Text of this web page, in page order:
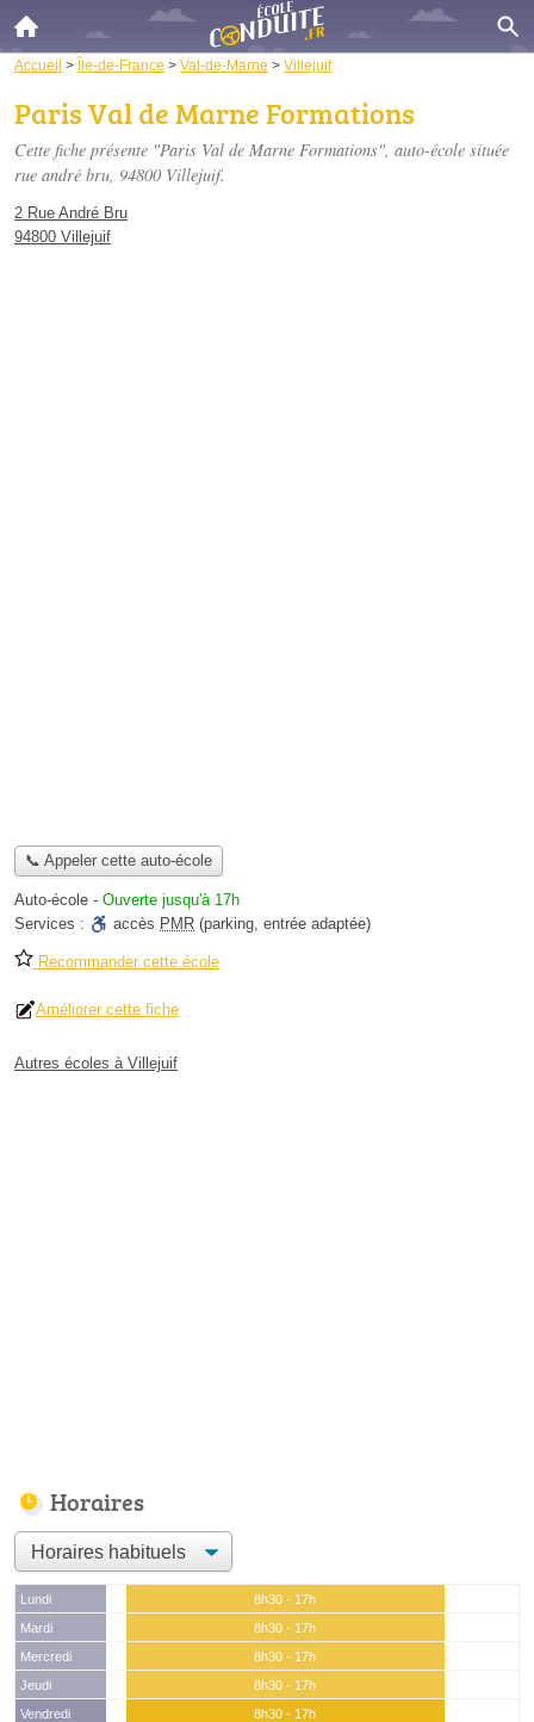
Accueil > Île-de-France > Val-de-Marne > Villejuif
Paris Val de Marne Formations
Cette fiche présente "Paris Val de Marne Formations", auto-école située
rue andré bru, 94800 Villejuif.
2 Rue André Bru
94800 Villejuif
📞 Appeler cette auto-école
Auto-école - Ouverte jusqu'à 17h
Services :
accès PMR (parking, entrée adaptée)
Recommander cette école
Améliorer cette fiche
Autres écoles à Villejuif
Horaires
Lundi
8h30 - 17h
Mardi
8h30 - 17h
Mercredi
8h30 - 17h
Jeudi
8h30 - 17h
Vendredi
8h30 - 17h